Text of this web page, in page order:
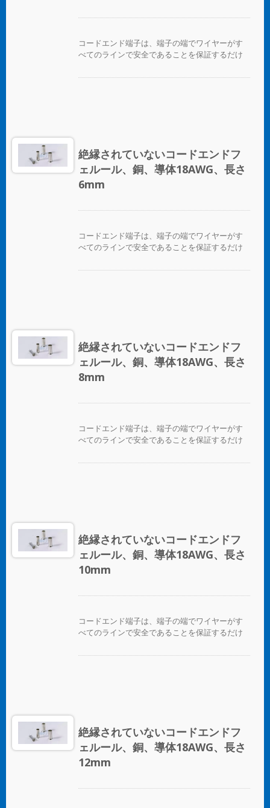
コードエンド端子は、端子の端でワイヤーがす
べてのラインで安全であることを保証するだけ
を提供します。
絶縁されていないコードエンドフ
ェルール、銅、導体18AWG、長さ
6mm
コードエンド端子は、端子の端でワイヤーがす
べてのラインで安全であることを保証するだけ
を提供します。
絶縁されていないコードエンドフ
ェルール、銅、導体18AWG、長さ
8mm
コードエンド端子は、端子の端でワイヤーがす
べてのラインで安全であることを保証するだけ
を提供します。
絶縁されていないコードエンドフ
ェルール、銅、導体18AWG、長さ
10mm
コードエンド端子は、端子の端でワイヤーがす
べてのラインで安全であることを保証するだけ
を提供します。
絶縁されていないコードエンドフ
ェルール、銅、導体18AWG、長さ
12mm